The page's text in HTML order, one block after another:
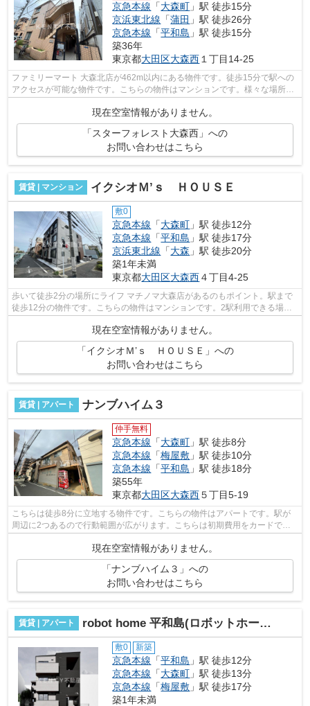
京急本線 「大森町 」駅 徒歩15分
京浜東北線 「蒲田 」駅 徒歩26分
京急本線 「平和島 」駅 徒歩15分
築36年
東京都大田区大森西 １丁目14-25
ファミリーマート 大森北店が462m以内にある物件です。徒歩15分で駅への
アクセスが可能な物件です。こちらの物件はマンションです。様々な場所へ
現在空室情報がありません。
「スターフォレスト大森西」への
お問い合わせはこちら
賃貸 | マンション イクシオＭ’ｓ ＨＯＵＳＥ
敷0
京急本線 「大森町 」駅 徒歩12分
京急本線 「平和島 」駅 徒歩17分
京浜東北線 「大森 」駅 徒歩20分
築1年未満
東京都大田区大森西４丁目4-25
歩いて徒歩2分の場所にライフ マチノマ大森店があるのもポイント。駅まで
徒歩12分の物件です。こちらの物件はマンションです。2駅利用できる場所
にあり、行き先に合わせて使い分けがで...
現在空室情報がありません。
「イクシオＭ’ｓ ＨＯＵＳＥ」への
お問い合わせはこちら
賃貸 | アパート ナンブハイム３
仲手無料
京急本線 「大森町 」駅 徒歩8分
京急本線 「梅屋敷 」駅 徒歩10分
京急本線 「平和島 」駅 徒歩18分
築55年
東京都大田区大森西５丁目5-19
こちらは徒歩8分に立地する物件です。こちらの物件はアパートです。駅が
周辺に2つあるので行動範囲が広がります。こちらは初期費用をカードでお
現在空室情報がありません。
「ナンブハイム３」への
お問い合わせはこちら
賃貸 | アパート robot home 平和島(ロボットホームヘイワジマ)
敷0 新築
京急本線 「平和島 」駅 徒歩12分
京急本線 「大森町 」駅 徒歩13分
京急本線 「梅屋敷 」駅 徒歩17分
築1年未満